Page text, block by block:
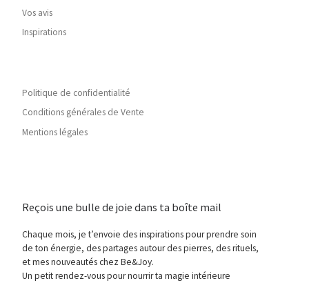
Vos avis
Inspirations
Politique de confidentialité
Conditions générales de Vente
Mentions légales
Reçois une bulle de joie dans ta boîte mail
Chaque mois, je t’envoie des inspirations pour prendre soin
de ton énergie, des partages autour des pierres, des rituels,
et mes nouveautés chez Be&Joy.
Un petit rendez-vous pour nourrir ta magie intérieure